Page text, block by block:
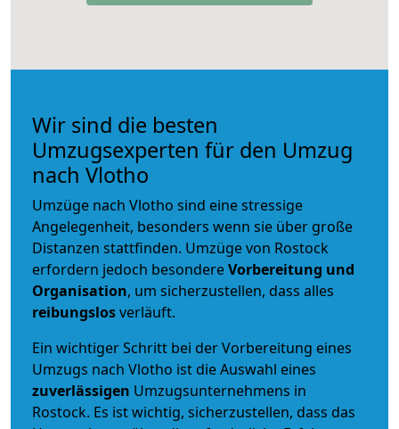
Wir sind die besten
Umzugsexperten für den Umzug
nach Vlotho
Umzüge nach Vlotho sind eine stressige
Angelegenheit, besonders wenn sie über große
Distanzen stattfinden. Umzüge von Rostock
erfordern jedoch besondereVorbereitung und
Organisation, um sicherzustellen, dass alles
reibungslosverläuft.
Ein wichtiger Schritt bei der Vorbereitung eines
Umzugs nach Vlotho ist die Auswahl eines
zuverlässigen Umzugsunternehmens in
Rostock. Es ist wichtig, sicherzustellen, dass das